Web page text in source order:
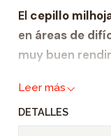
d
El cepillo
en áreas de
muy buen
acero
metal
madera y
Leer más
DETALLES